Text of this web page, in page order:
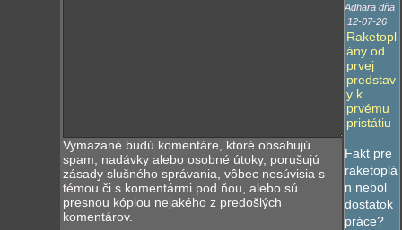
Vymazané budú komentáre, ktoré obsahujú
spam, nadávky alebo osobné útoky, porušujú
zásady slušného správania, vôbec nesúvisia s
témou či s komentármi pod ňou, alebo sú
presnou kópiou nejakého z predošlých
komentárov.
Adhara dňa
12-07-26
Raketopl
ány od
prvej
predstav
y k
prvému
pristátiu
Fakt pre
raketoplá
n nebol
dostatok
práce?